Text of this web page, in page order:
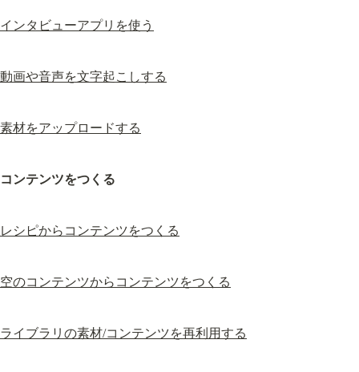
インタビューアプリを使う
動画や音声を文字起こしする
素材をアップロードする
コンテンツをつくる
レシピからコンテンツをつくる
空のコンテンツからコンテンツをつくる
ライブラリの素材/コンテンツを再利用する